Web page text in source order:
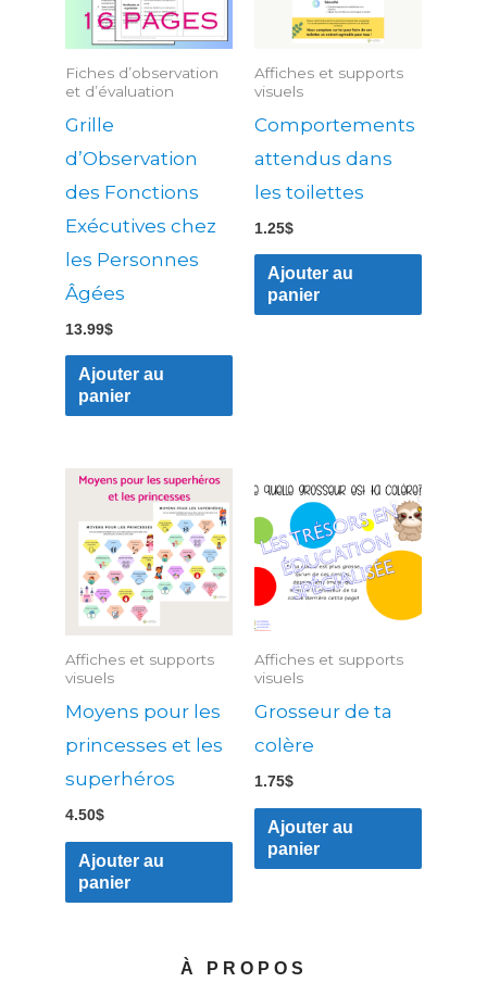
Fiches d’observation
et d’évaluation
Grille
d’Observation
des Fonctions
Exécutives chez
les Personnes
Âgées
13.99$
Ajouter au
panier
Affiches et supports
visuels
Comportements
attendus dans
les toilettes
1.25$
Ajouter au
panier
Affiches et supports
visuels
Moyens pour les
princesses et les
superhéros
4.50$
Ajouter au
panier
Affiches et supports
visuels
Grosseur de ta
colère
1.75$
Ajouter au
panier
À PROPOS